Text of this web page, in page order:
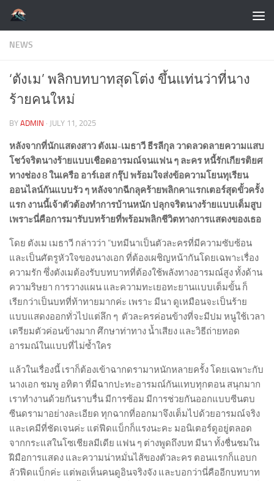
Skip to content
NEWS
‘ตังเม’ พลิกบทบาทสุดโต่ง ขึ้นแท่นว่าที่นาง
ร้ายคนใหม่
BY ADMIN · JULY 11, 2025
หลังจากที่นักแสดงสาว ตังเม-เมธาวี ธีรลีกุล วาดลวดลายความแสบ
โชว์จริตนางร้ายแบบเชือดอารมณ์จนแฟน ๆ ละคร หนี้รักเกียรติยศ
ทางช่อง 8 ในเครือ อาร์เอส กรุ๊ป พร้อมใจส่งข้อความโยนทุเรียน
ออนไลน์กันแบบรัว ๆ หลังจากฉีกลุคร้ายพลิกคาแรกเตอร์สุดขั้วครั้ง
แรก งานนี้เจ้าตัวต้องทำการบ้านหนัก ปลุกจริตนางร้ายแบบเต็มสูบ
เพราะนี่คือการมารับบทร้ายที่พร้อมพลิกชีวิตทางการแสดงของเธอ
โดย ตังเม เมธาวี กล่าวว่า “บทมีนาเป็นตัวละครที่มีความซับซ้อน
และเป็นศัตรูหัวใจของนางเอก ที่ต้องเผชิญหน้ากันโดยเฉพาะเรื่อง
ความรัก ซึ่งตังเมต้องรับบทบาทที่ต้องใช้พลังทางอารมณ์สูง ทั้งด้าน
ความริษยา การวางแผน และความทะเยอทะยานแบบเต็มขั้น ก็
เรียกว่าเป็นบทที่ท้าทายมากค่ะ เพราะ มีนา ดูเหมือนจะเป็นร้าย
แบบแสดงออกทั่วไปแต่ลึก ๆ ตัวละครค่อนข้างที่จะมีปม หนูใช้เวลา
เตรียมตัวค่อนข้างมาก ศึกษาท่าทาง น้ำเสียง และวิธีถ่ายทอด
อารมณ์ในแบบที่ไม่ซ้ำใคร
แล้วในเรื่องนี้ เราก็ต้องเข้าฉากดรามาหนักหลายครั้ง โดยเฉพาะกับ
นางเอก ชมพู อทิตา ที่มีฉากปะทะอารมณ์กันแทบทุกตอน สนุกมาก
เราทำงานด้วยกันราบรื่น มีการซ้อม มีการช่วยกันออกแบบซีนตบ
ซีนดรามาอย่างละเอียด ทุกฉากที่ออกมาจึงเต็มไปด้วยอารมณ์จริง
และเคมีที่ชัดเจนค่ะ แต่ฟีดแบ็กก็แรงนะคะ มอนิเตอร์ดูอยู่ตลอด
จากกระแสในโซเชียลมีเดีย แฟน ๆ ต่างพูดถึงบท มีนา ทั้งชื่นชมใน
ฝีมือการแสดง และความน่าหมั่นไส้ของตัวละคร ตอนแรกก็แอบก
ลัวฟีดแบ็กค่ะ แต่พอเห็นคนดูอินจริงจัง และบอกว่านี่คืออีกบทบาท